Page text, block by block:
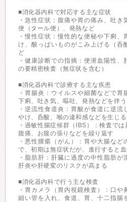
■消化器内科で対応する主な症状
・急性症状：腹痛や胃の痛み、吐
便（タール便）、発熱など
・慢性症状：慢性的な便秘や下痢
け、酸っぱいものがこみ上げる（呑
ど
・健康診断での指摘：便潜血陽性
の要精密検査（無症状を含む）
■消化器内科で診療する主な疾患
・胃腸炎：ウイルスや細菌などで
下痢、吐き気、嘔吐、発熱などを伴う
・逆流性食道炎：胃酸が食道に逆流
やけ、呑酸、喉の違和感などを生じる
・過敏性腸症候群（IBS）：検査では
腹痛、お腹の張りなどを繰り返す
・悪性腫瘍（がん）：胃や大腸な
で、初期は無症状だが、進行すると
・脂肪肝：肝臓に過度の中性脂肪が
肝炎や肝硬変のリスクが高まる
■消化器内科で行う主な検査
・胃カメラ（胃内視鏡検査）：口や
細い管を入れ、食道、胃、十二指腸